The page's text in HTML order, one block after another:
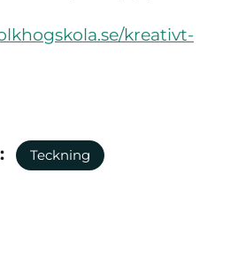
kreativt-
Teckning